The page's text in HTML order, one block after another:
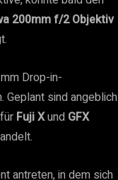
200mm f/2 Objektiv
Drop-in-
sind angeblich
Fuji Xund GFX
antreten, in dem sich